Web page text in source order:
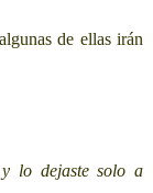
de ellas irán
lo dejaste solo a